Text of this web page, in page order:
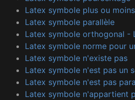
Latex symbole plus ou moins
Latex symbole parallèle
Latex symbole orthogonal -
Latex symbole norme pour
Latex symbole n'existe pas
Latex symbole n'est pas un
Latex symbole n'est pas
Latex symbole n'appartient